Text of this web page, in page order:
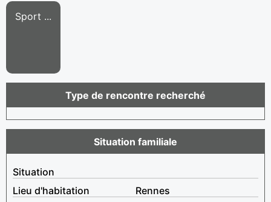
Sport ...
Type de rencontre recherché
Situation familiale
Situation
Lieu d'habitation
Rennes